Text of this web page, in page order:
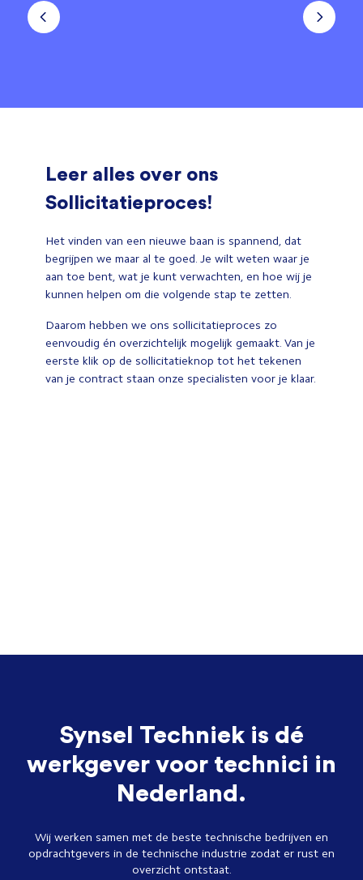
Leer alles over ons
Sollicitatieproces!
Het vinden van een nieuwe baan is spannend, dat
begrijpen we maar al te goed. Je wilt weten waar je
aan toe bent, wat je kunt verwachten, en hoe wij je
kunnen helpen om die volgende stap te zetten.
Daarom hebben we ons sollicitatieproces zo
eenvoudig én overzichtelijk mogelijk gemaakt. Van je
eerste klik op de sollicitatieknop tot het tekenen
van je contract staan onze specialisten voor je klaar.
Synsel Techniek is dé
werkgever voor technici in
Nederland.
Wij werken samen met de beste technische bedrijven en
opdrachtgevers in de technische industrie zodat er rust en
overzicht ontstaat.